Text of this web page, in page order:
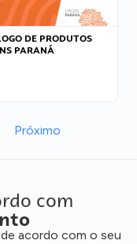
DE PRODUTOS
PARANÁ
Próximo
com
acordo com o seu